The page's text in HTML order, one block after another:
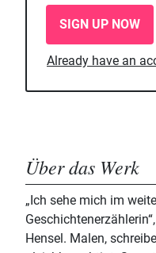
SIGN UP NOW
Already have an
Über das Werk
„Ich sehe mich im
Hensel. Malen,